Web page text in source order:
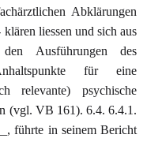
Abklärungen
liessen und sich aus
Ausführungen des
für eine
relevante) psychische
(vgl. VB 161). 6.4. 6.4.1.
führte in seinem Bericht